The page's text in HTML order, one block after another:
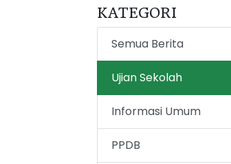
KATEGORI
Semua Berita
Ujian Sekolah
Informasi Umum
PPDB